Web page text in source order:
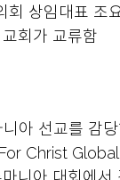
회 상임대표 조
회가 교류함
아 선교를 감
Christ Global